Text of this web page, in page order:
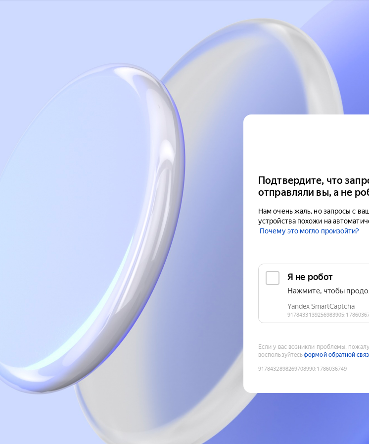
Подтвердите, что
отправляли вы, а не
Нам очень жаль, но запросы с
устройства похожи на
Почему это могло произойти?
Если у вас возникли проблемы,
воспользуйтесьформой обратной
9178432898269708990:1786036749